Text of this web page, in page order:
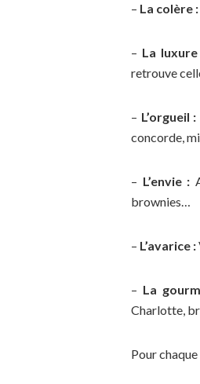
– La colère :
– La luxure
retrouve
– L’orgueil :
concorde,
– L’envie :
brownies…
– L’avarice :
– La
Charlotte,
Pour